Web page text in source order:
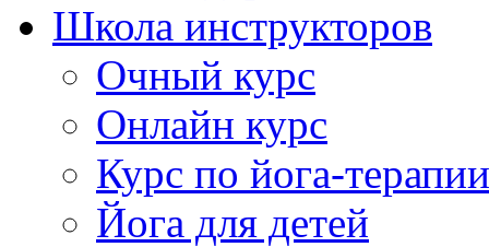
Школа инструкторов
Очный курс
Онлайн курс
Курс по йога-терапии
Йога для детей